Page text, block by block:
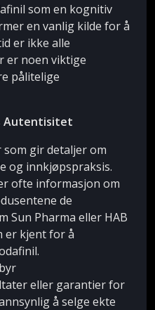
som en kognitiv
en vanlig kilde for å
er ikke alle
er noen viktige
pålitelige
Autentisitet
gir detaljer om
og innkjøpspraksis.
ofte informasjon om
de
Sun Pharma eller HAB
er kjent for å
eller garantier for
å selge ekte